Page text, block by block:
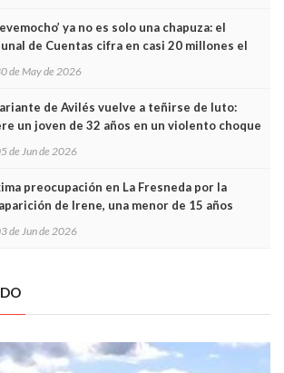
ya no es solo una chapuza: el
de Cuentas cifra en casi 20 millones el
de los trenes que no cabían por los
de May de 2026
de Avilés vuelve a teñirse de luto:
un joven de 32 años en un violento choque
de Jun de 2026
preocupación en La Fresneda por la
de Irene, una menor de 15 años
de Jun de 2026